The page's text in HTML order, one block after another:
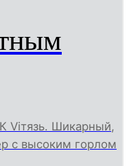
Viтязь. Шикарный,
с высоким горлом